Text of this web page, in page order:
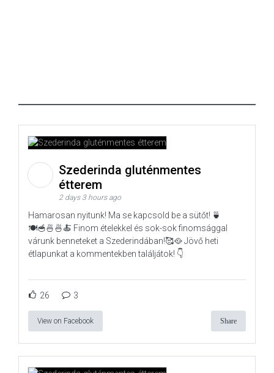
Szederinda gluténmentes
étterem
2 days 3 hours ago
Hamarosan nyitunk! Ma se kapcsold be a sütőt! 🍵
🍽️🥣🍜🍜🍝 Finom ételekkel és sok-sok finomsággal
várunk benneteket a Szederindában!🥰🥘 Jövő heti
étlapunkat a kommentekben találjátok! 👇
26 3
View on Facebook Share